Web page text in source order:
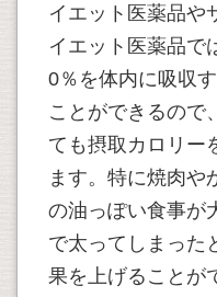
イエット医薬品や
イエット医薬品で
0％を体内に吸収
ことができるので
ても摂取カロリー
ます。特に焼肉や
の油っぽい食事が
で太ってしまった
果を上げることが